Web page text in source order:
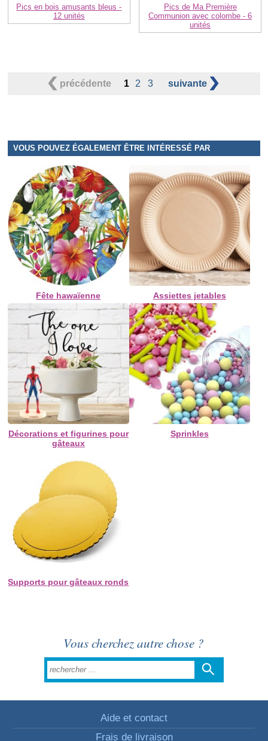
Pics en bois amusants bleus -
12 unités
Pics de Ma Première
Communion avec colombe - 6
unités
précédente 1 2 3 suivante
VOUS POUVEZ ÉGALEMENT ÊTRE INTÉRESSÉ PAR
Fête hawaïenne Assiettes jetables
Décorations et figurines pour
gâteaux
Sprinkles
Supports pour gâteaux ronds
Vous cherchez autre chose ?
Aide et contact
Frais de livraison